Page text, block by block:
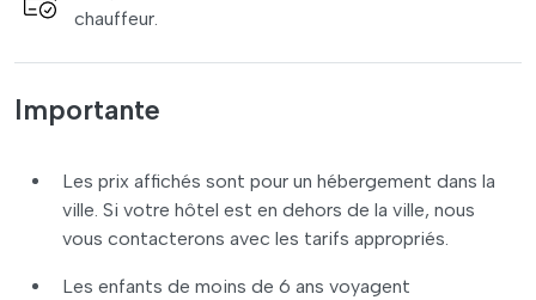
chauffeur.
Importante
Les prix affichés sont pour un hébergement dans la
ville. Si votre hôtel est en dehors de la ville, nous
vous contacterons avec les tarifs appropriés.
Les enfants de moins de 6 ans voyagent